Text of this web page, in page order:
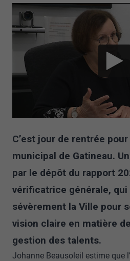
C’est jour de rentrée
municipal de Gatineau.
par le dépôt du rapport
vérificatrice générale,
sévèrement la Ville pour
vision claire en matière
gestion des talents.
Johanne Beausoleil estime que